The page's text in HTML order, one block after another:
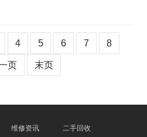
4 5 6 7 8
页 末页
维修资讯 二手回收